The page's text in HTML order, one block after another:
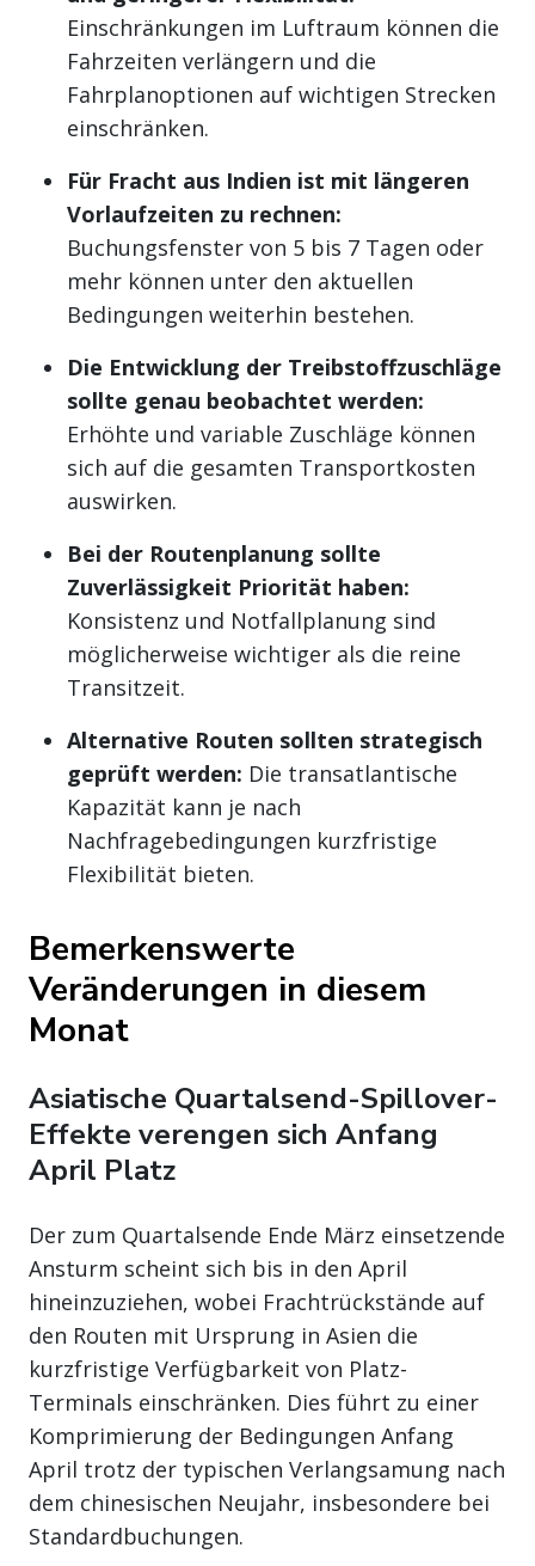
Einschränkungen im Luftraum können die
Fahrzeiten verlängern und die
Fahrplanoptionen auf wichtigen Strecken
einschränken.
Für Fracht aus Indien ist mit längeren
Vorlaufzeiten zu rechnen:
Buchungsfenster von 5 bis 7 Tagen oder
mehr können unter den aktuellen
Bedingungen weiterhin bestehen.
Die Entwicklung der Treibstoffzuschläge
sollte genau beobachtet werden:
Erhöhte und variable Zuschläge können
sich auf die gesamten Transportkosten
auswirken.
Bei der Routenplanung sollte
Zuverlässigkeit Priorität haben:
Konsistenz und Notfallplanung sind
möglicherweise wichtiger als die reine
Transitzeit.
Alternative Routen sollten strategisch
geprüft werden: Die transatlantische
Kapazität kann je nach
Nachfragebedingungen kurzfristige
Flexibilität bieten.
Bemerkenswerte
Veränderungen in diesem
Monat
Asiatische Quartalsend-Spillover-
Effekte verengen sich Anfang
April Platz
Der zum Quartalsende Ende März einsetzende
Ansturm scheint sich bis in den April
hineinzuziehen, wobei Frachtrückstände auf
den Routen mit Ursprung in Asien die
kurzfristige Verfügbarkeit von Platz-
Terminals einschränken. Dies führt zu einer
Komprimierung der Bedingungen Anfang
April trotz der typischen Verlangsamung nach
dem chinesischen Neujahr, insbesondere bei
Standardbuchungen.